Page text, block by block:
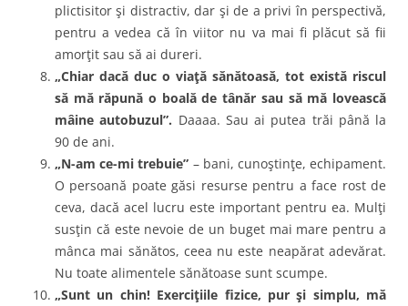
plictisitor şi distractiv, dar şi de a privi în perspectivă,
pentru a vedea că în viitor nu va mai fi plăcut să fii
amorţit sau să ai dureri.
„Chiar dacă duc o viaţă sănătoasă, tot există riscul
să mă răpună o boală de tânăr sau să mă lovească
mâine autobuzul”. Daaaa. Sau ai putea trăi până la
90 de ani.
„N-am ce-mi trebuie” – bani, cunoştinţe, echipament.
O persoană poate găsi resurse pentru a face rost de
ceva, dacă acel lucru este important pentru ea. Mulţi
susţin că este nevoie de un buget mai mare pentru a
mânca mai sănătos, ceea nu este neapărat adevărat.
Nu toate alimentele sănătoase sunt scumpe.
„Sunt un chin! Exerciţiile fizice, pur şi simplu, mă